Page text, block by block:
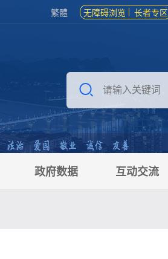
繁體 无障碍浏览 长者专区
政府数据 互动交流